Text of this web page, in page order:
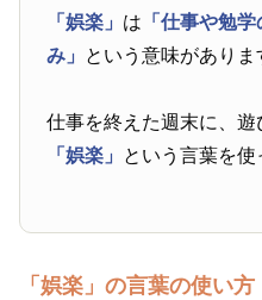
「娯楽」 は 「仕事や勉
み」 という意味がありま
仕事を終えた週末に、遊
「娯楽」 という言葉を使
「娯楽」の言葉の使い方